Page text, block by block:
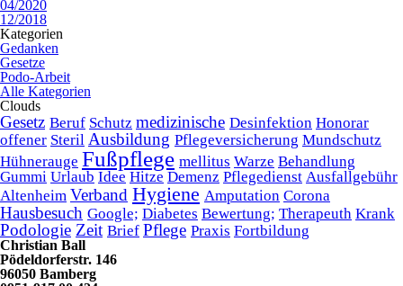
04/2020
12/2018
Kategorien
Gedanken
Gesetze
Podo-Arbeit
Alle Kategorien
Clouds
Gesetz Beruf Schutz medizinische Desinfektion Honorar
offener Steril Ausbildung Pflegeversicherung Mundschutz
Hühnerauge Fußpflege mellitus Warze Behandlung
Gummi Urlaub Idee Hitze Demenz Pflegedienst Ausfallgebühr
Altenheim Verband Hygiene Amputation Corona
Hausbesuch Google; Diabetes Bewertung; Therapeuth Krank
Podologie Zeit Brief Pflege Praxis Fortbildung
Christian Ball
Pödeldorferstr. 146
96050 Bamberg